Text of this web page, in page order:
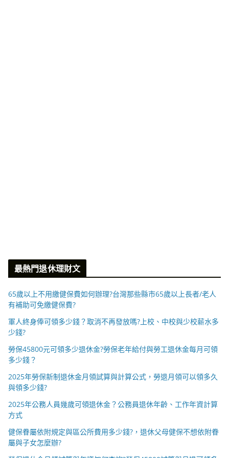
最熱門退休理財文
65歲以上不用繳健保費如何辦理?台灣那些縣市65歲以上長者/老人
有補助可免繳健保費?
軍人終身俸可領多少錢？取消不再發放嗎?上校、中校與少校薪水多
少錢?
勞保45800元可領多少退休金?勞保老年給付與勞工退休金每月可領
多少錢？
2025年勞保新制退休金月領試算與計算公式，勞退月領可以領多久
與領多少錢?
2025年公務人員幾歲可領退休金？公務員退休年齡、工作年資計算
方式
健保眷屬依附規定與區公所費用多少錢?，退休父母健保不想依附眷
屬與子女怎麼辦?